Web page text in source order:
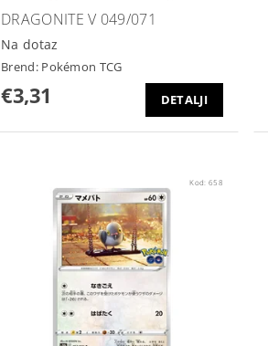
DRAGONITE V 049/071
Na dotaz
Brend: Pokémon TCG
€3,31 DETALJI
Kod:658